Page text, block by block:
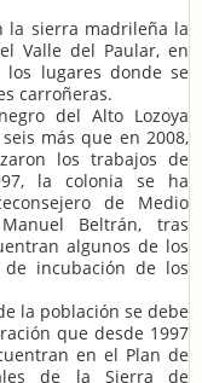
la sierra madrileña la
Valle del Paular, en
los lugares donde se
carroñeras.
del Alto Lozoya
más que en 2008,
los trabajos de
la colonia se ha
de Medio
Beltrán, tras
algunos de los
incubación de los
la población se debe
que desde 1997
en el Plan de
de la Sierra de